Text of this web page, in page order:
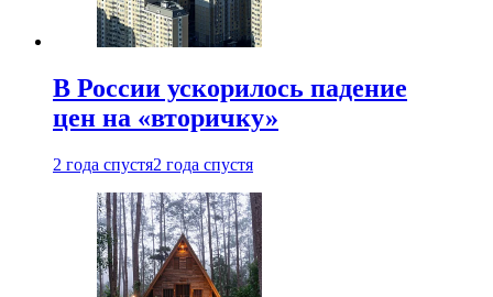
В России ускорилось падение
цен на «вторичку»
2 года спустя2 года спустя